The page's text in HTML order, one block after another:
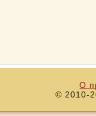
О
© 2010-